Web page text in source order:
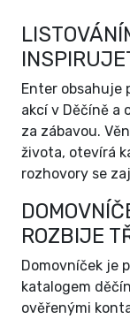
Enter obsahuje
akcí v Děčíně a
za zábavou.
života, otevírá
rozhovory se
ROZBIJE
Domovníček je
katalogem
ověřenými